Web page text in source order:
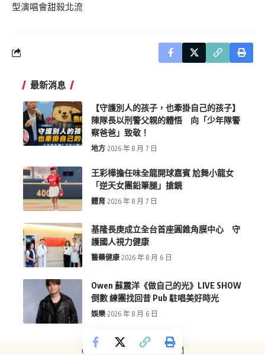
型演唱會甜殺北流
最新消息
【守護別人的孩子，也牽掛自己的孩子】
陳隊長以刑警父親的體悟 向「少年隊警
察爸爸」致敬！
地方 2026 年 8 月 7 日
王彩樺擔任味全龍開球嘉賓 尬舞小龍女
「逆天女團鉛筆腿」搶鏡
體育 2026 年 8 月 7 日
基隆長庚成立全台首座圓錐角膜中心 守
護國人視力健康
醫藥健康 2026 年 8 月 6 日
Owen 蘇震洋《做自己的光》LIVE SHOW
倒數 練團找回昔 Pub 駐唱美好時光
娛樂 2026 年 8 月 6 日
copyright © more-new.tw 墨新聞